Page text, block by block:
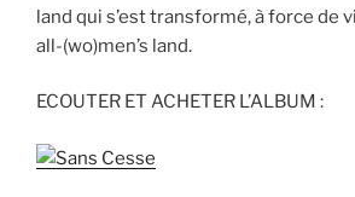
land qui s’est transformé, à force de
all-(wo)men’s land.
ECOUTER ET ACHETER L’ALBUM :